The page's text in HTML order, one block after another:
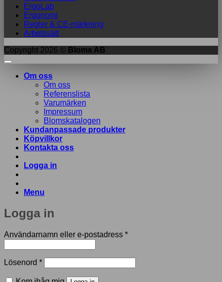
ErgoLab
Ergonomi
Regler & CE-märkning
Arbetssätt
Copyright 2026 © Bloms AB
Om oss
Om oss
Referenslista
Varumärken
Impressum
Blomskatalogen
Kundanpassade produkter
Köpvillkor
Kontakta oss
Logga in
Menu
Logga in
Användarnamn eller e-postadress *Obligatoriskt
Lösenord *Obligatoriskt